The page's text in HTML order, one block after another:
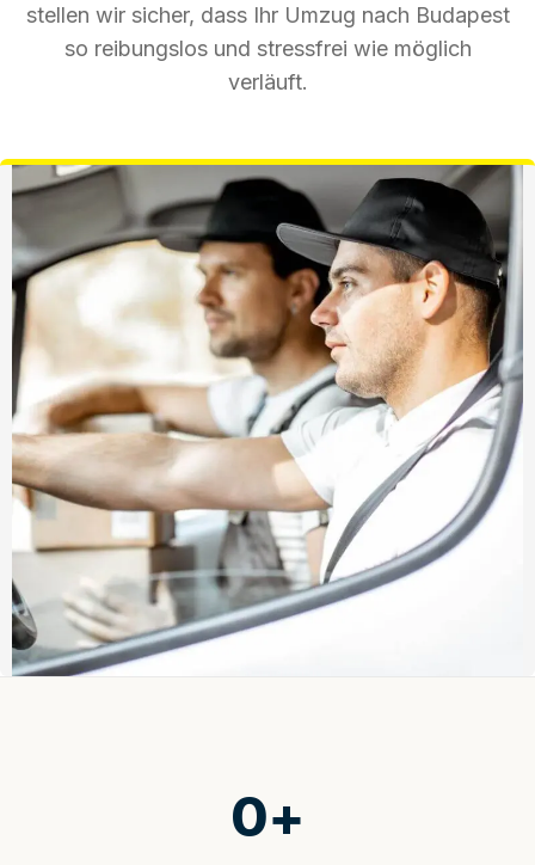
stellen wir sicher, dass Ihr Umzug nach Budapest
so reibungslos und stressfrei wie möglich
verläuft.
0+